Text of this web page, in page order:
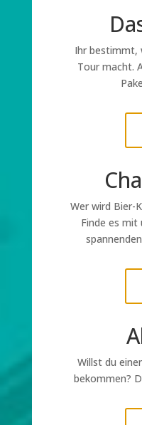
Ihr
Tour macht.
Wer wird Bier-
Finde es mit
Willst du
bekommen?